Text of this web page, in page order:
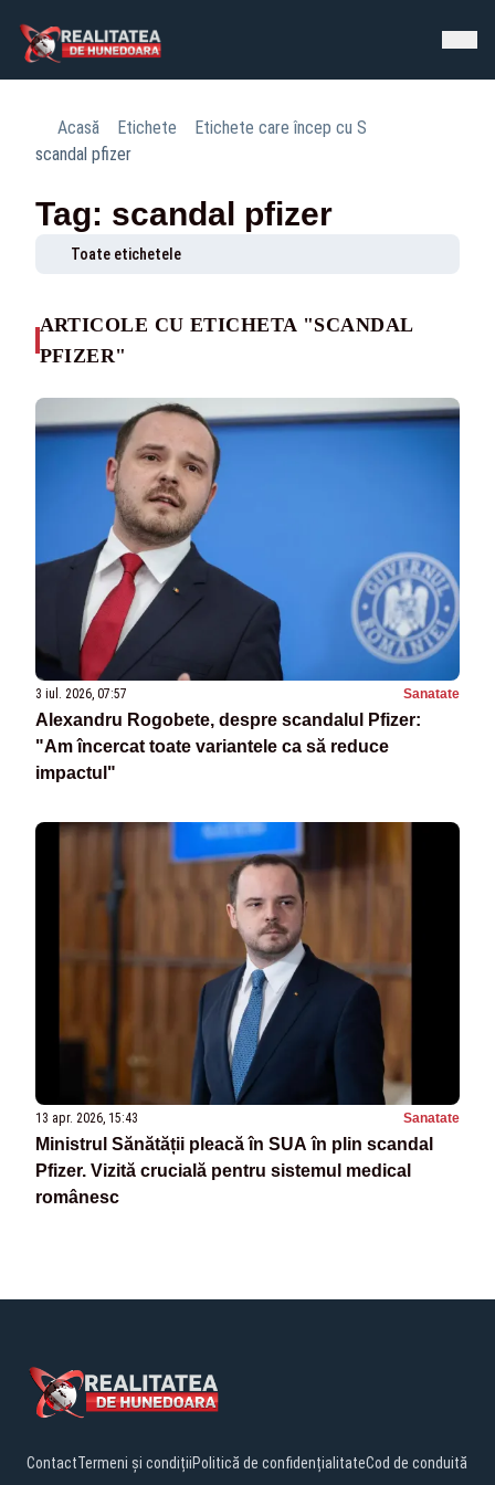
Acasă Etichete
Etichete care încep cu S
scandal pfizer
Tag: scandal pfizer
Toate etichetele
ARTICOLE CU ETICHETA "SCANDAL
PFIZER"
3 iul. 2026, 07:57 Sanatate
Alexandru Rogobete, despre scandalul Pfizer:
"Am încercat toate variantele ca să reduce
impactul"
13 apr. 2026, 15:43 Sanatate
Ministrul Sănătății pleacă în SUA în plin scandal
Pfizer. Vizită crucială pentru sistemul medical
românesc
ContactTermeni și condițiiPolitică de confidențialitateCod de conduită